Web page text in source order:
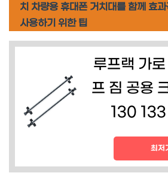
치 차량용 휴대폰 거치대를 함께 효
사용하기 위한 팁
루프랙 가
프 짐 공용
130 133
최저